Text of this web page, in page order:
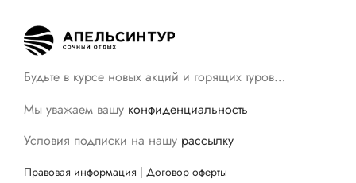
Будьте в курсе новых акций и горящих туров…
Мы уважаем вашу конфиденциальность
Условия подписки на нашу рассылку
Правовая информация | Договор оферты